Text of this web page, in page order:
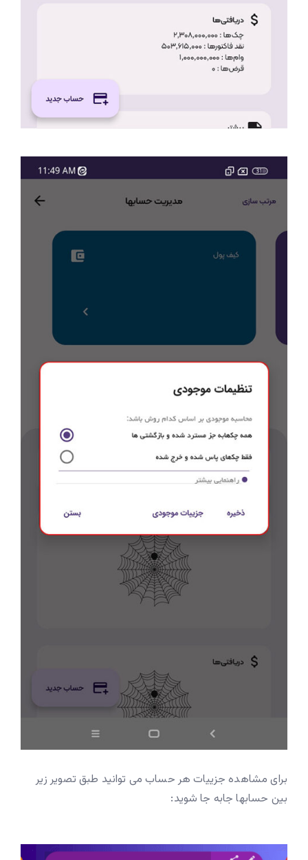
برای مشاهده جزییات هر حساب می توانید طبق تصویر زیر
بین حسابها جابه جا شوید: